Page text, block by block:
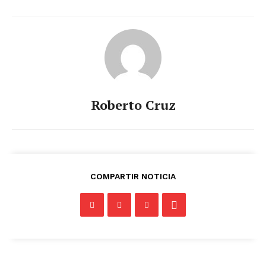
Roberto Cruz
COMPARTIR NOTICIA